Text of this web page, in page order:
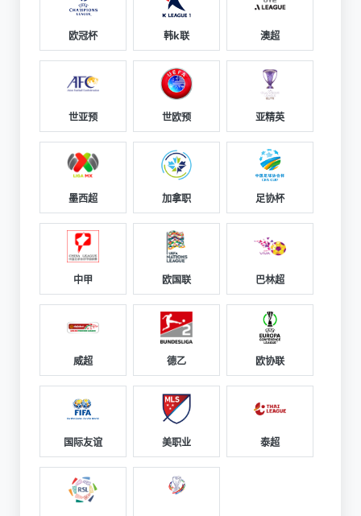
欧冠杯 韩k联 澳超
世亚预 世欧预 亚精英
墨西超 加拿职 足协杯
中甲 欧国联 巴林超
威超 德乙 欧协联
国际友谊 美职业 泰超